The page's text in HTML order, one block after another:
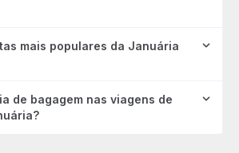
mais populares da Januária
de bagagem nas viagens de